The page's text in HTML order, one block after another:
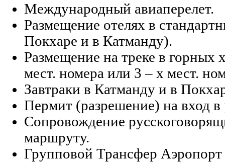
Международный авиаперелет.
Размещение отелях в
Покхаре и в Катманду).
Размещение на треке в
мест. номера или 3 – х мест.
Завтраки в Катманду и в
Пермит (разрешение) на вход
Сопровождение
маршруту.
Групповой Трансфер